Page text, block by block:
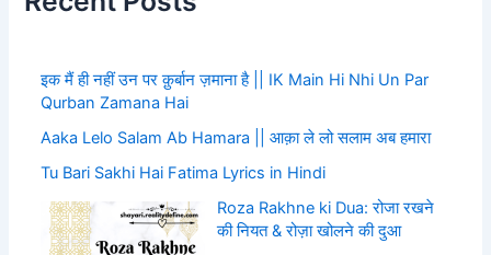
इक मैं ही नहीं उन पर क़ुर्बान ज़माना है || IK Main Hi Nhi Un Par
Qurban Zamana Hai
Aaka Lelo Salam Ab Hamara || आक़ा ले लो सलाम अब हमारा
Tu Bari Sakhi Hai Fatima Lyrics in Hindi
Roza Rakhne ki Dua: रोजा रखने
की नियत & रोज़ा खोलने की दुआ